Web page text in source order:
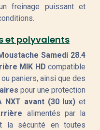
freinage puissant et
et polyvalents
Samedi 28.4
MIK HD compatible
paniers, ainsi que des
pour une protection
NXT avant (30 lux) et
alimentés par la
la sécurité en toutes